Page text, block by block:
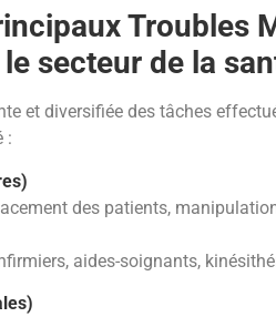
Troubles
secteur de la
et diversifiée des tâches
:
des patients,
aides-soignants,